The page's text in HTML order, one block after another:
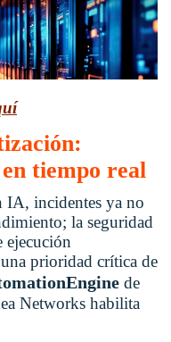
tiempo real
IA, incidentes ya no
la seguridad
ejecución
prioridad crítica de
de
Networks habilita